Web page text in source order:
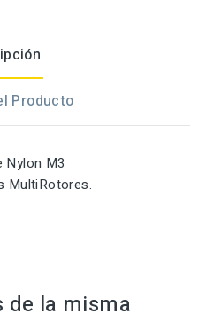
Producto
Nylon M3
MultiRotores.
la misma